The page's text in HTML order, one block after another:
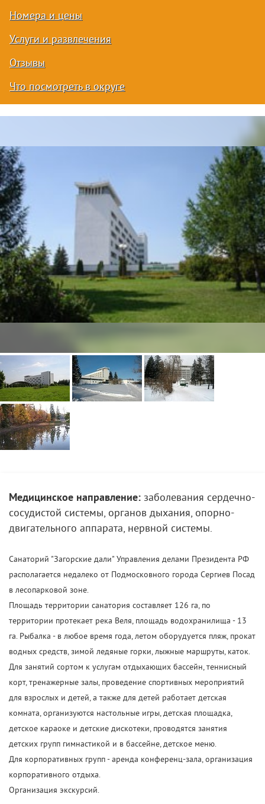
Номера и цены
Услуги и развлечения
Отзывы
Что посмотреть в округе
Медицинское направление: заболевания сердечно-
сосудистой системы, органов дыхания, опорно-
двигательного аппарата, нервной системы.
Санаторий "Загорские дали" Управления делами Президента РФ
располагается недалеко от Подмосковного города Сергиев Посад
в лесопарковой зоне.
Площадь территории санатория составляет 126 га, по
территории протекает река Веля, площадь водохранилища - 13
га. Рыбалка - в любое время года, летом оборудуется пляж, прокат
водных средств, зимой ледяные горки, лыжные маршруты, каток.
Для занятий сортом к услугам отдыхающих бассейн, теннисный
корт, тренажерные залы, проведение спортивных мероприятий
для взрослых и детей, а также для детей работает детская
комната, организуются настольные игры, детская площадка,
детское караоке и детские дискотеки, проводятся занятия
детских групп гимнастикой и в бассейне, детское меню.
Для корпоративных групп - аренда конференц-зала, организация
корпоративного отдыха.
Организация экскурсий.